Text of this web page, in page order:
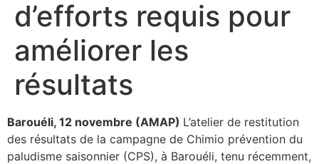
d’efforts requis pour
améliorer les
résultats
Barouéli, 12 novembre (AMAP) L’atelier de restitution
des résultats de la campagne de Chimio prévention du
paludisme saisonnier (CPS), à Barouéli, tenu récemment,